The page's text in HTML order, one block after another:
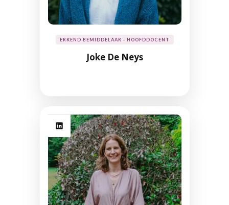
ERKEND BEMIDDELAAR - HOOFDDOCENT
Joke De Neys